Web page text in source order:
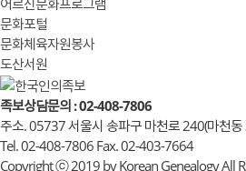
문화포털
문화체육자원봉사
도산서원
족보상담문의 : 02-408-7806
주소. 05737 서울시 송파구 마천로 240(마천
Tel. 02-408-7806 Fax. 02-403-7664
Copyright ⓒ 2019 by Korean Genealogy All